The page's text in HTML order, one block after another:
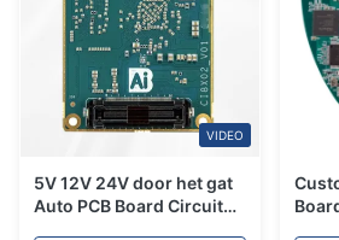
VIDEO
5V 12V 24V door het gat
Auto PCB Board Circuit